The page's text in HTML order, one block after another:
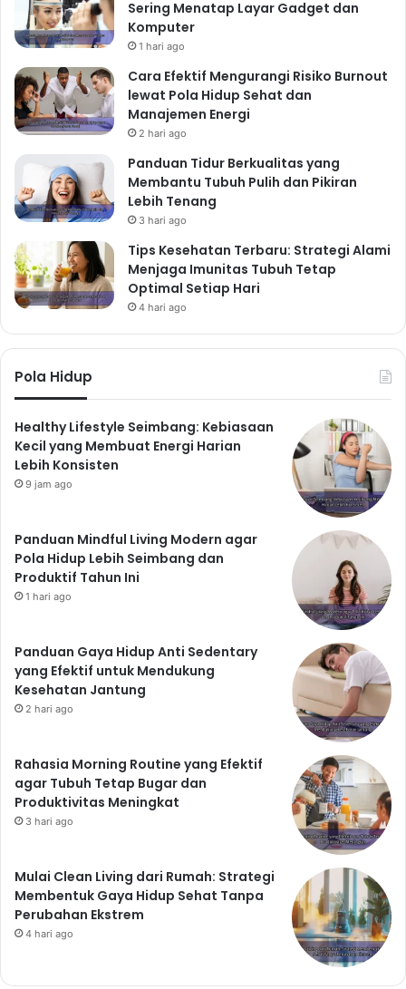
Sering Menatap Layar Gadget dan
Komputer
1 hari ago
Cara Efektif Mengurangi Risiko Burnout
lewat Pola Hidup Sehat dan
Manajemen Energi
2 hari ago
Panduan Tidur Berkualitas yang
Membantu Tubuh Pulih dan Pikiran
Lebih Tenang
3 hari ago
Tips Kesehatan Terbaru: Strategi Alami
Menjaga Imunitas Tubuh Tetap
Optimal Setiap Hari
4 hari ago
Pola Hidup
Healthy Lifestyle Seimbang: Kebiasaan
Kecil yang Membuat Energi Harian
Lebih Konsisten
9 jam ago
Panduan Mindful Living Modern agar
Pola Hidup Lebih Seimbang dan
Produktif Tahun Ini
1 hari ago
Panduan Gaya Hidup Anti Sedentary
yang Efektif untuk Mendukung
Kesehatan Jantung
2 hari ago
Rahasia Morning Routine yang Efektif
agar Tubuh Tetap Bugar dan
Produktivitas Meningkat
3 hari ago
Mulai Clean Living dari Rumah: Strategi
Membentuk Gaya Hidup Sehat Tanpa
Perubahan Ekstrem
4 hari ago